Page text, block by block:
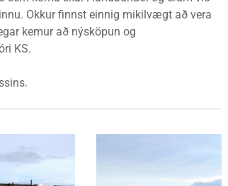
Okkur finnst einnig mikilvægt að vera
kemur að nýsköpun og
KS.